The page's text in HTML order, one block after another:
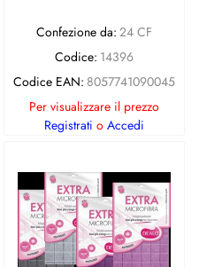
Confezione da: 24 CF
Codice: 14396
Codice EAN: 8057741090045
Per visualizzare il prezzo
Registrati o Accedi